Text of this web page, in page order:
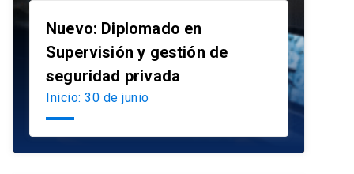
Nuevo: Diplomado en
Supervisión y gestión de
seguridad privada
Inicio: 30 de junio